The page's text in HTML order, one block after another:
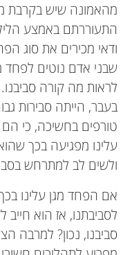
מהאמונה שיש בקרבת
התעוררתם באמצע
ודאי מכירים את סוג
שבני אדם נוטים
לראות מה קורה
בעבר, הייתה סבירות
טורפים בחשיכה, כי
עלינו מפגיעה בכך
ולשים לב למתרחש
אם הפחד מגן עלינו
לסביבתנו, אז הוא חייב
סביבנו, נכון? למרבה